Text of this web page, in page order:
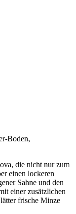
Boden,
die nicht nur zum
einen lockeren
Sahne und den
einer zusätzlichen
frische Minze